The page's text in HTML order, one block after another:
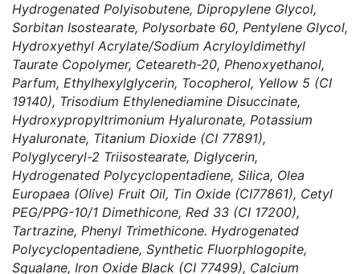
Hydrogenated Polyisobutene, Dipropylene Glycol,
Sorbitan Isostearate, Polysorbate 60, Pentylene Glycol,
Hydroxyethyl Acrylate/Sodium Acryloyldimethyl
Taurate Copolymer, Ceteareth-20, Phenoxyethanol,
Parfum, Ethylhexylglycerin, Tocopherol, Yellow 5 (CI
19140), Trisodium Ethylenediamine Disuccinate,
Hydroxypropyltrimonium Hyaluronate, Potassium
Hyaluronate, Titanium Dioxide (CI 77891),
Polyglyceryl-2 Triisostearate, Diglycerin,
Hydrogenated Polycyclopentadiene, Silica, Olea
Europaea (Olive) Fruit Oil, Tin Oxide (CI77861), Cetyl
PEG/PPG-10/1 Dimethicone, Red 33 (CI 17200),
Tartrazine, Phenyl Trimethicone. Hydrogenated
Polycyclopentadiene, Synthetic Fluorphlogopite,
Squalane, Iron Oxide Black (CI 77499), Calcium